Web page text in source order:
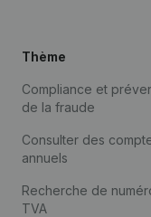
Thème
Compliance et
de la fraude
Consulter des
annuels
Recherche de
TVA